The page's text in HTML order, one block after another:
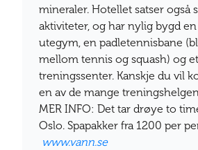
mineraler. Hotellet satser også
aktiviteter, og har nylig bygd
utegym, en padletennisbane
mellom tennis og squash) og
treningssenter. Kanskje du vil
en av de mange
MER INFO: Det tar drøye to
Oslo. Spapakker fra 1200 per
www.vann.se